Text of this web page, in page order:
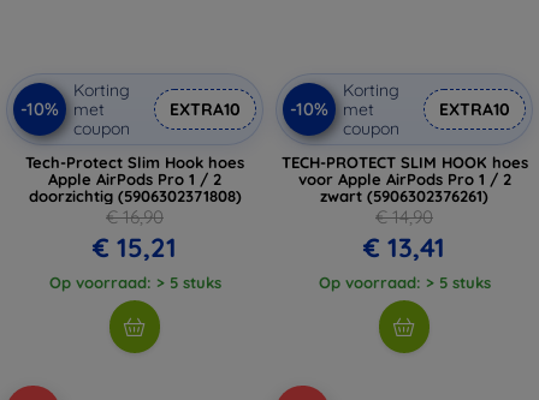
-10%
Korting
met
coupon
EXTRA10
Tech-Protect Slim Hook hoes
Apple AirPods Pro 1 / 2
doorzichtig (5906302371808)
€ 16,90
€ 15,21
Op voorraad: > 5 stuks
-10%
Korting
met
coupon
EXTRA10
TECH-PROTECT SLIM HOOK hoes
voor Apple AirPods Pro 1 / 2
zwart (5906302376261)
€ 14,90
€ 13,41
Op voorraad: > 5 stuks